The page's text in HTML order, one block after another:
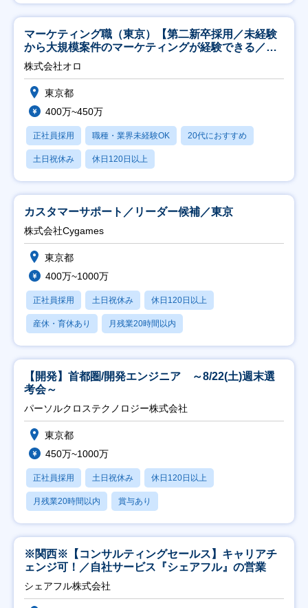
マーケティング職（東京）【第二新卒採用／未経験
から大規模案件のマーケティングが経験できる／研
修充実】
株式会社オロ
東京都
400万~450万
正社員採用 職種・業界未経験OK 20代におすすめ
土日祝休み 休日120日以上
カスタマーサポート／リーダー候補／東京
株式会社Cygames
東京都
400万~1000万
正社員採用 土日祝休み 休日120日以上
産休・育休あり 月残業20時間以内
【開発】首都圏/開発エンジニア ～8/22(土)週末選
考会～
パーソルクロステクノロジー株式会社
東京都
450万~1000万
正社員採用 土日祝休み 休日120日以上
月残業20時間以内 賞与あり
※関西※【コンサルティングセールス】キャリアチ
ェンジ可！／自社サービス『シェアフル』の営業
シェアフル株式会社